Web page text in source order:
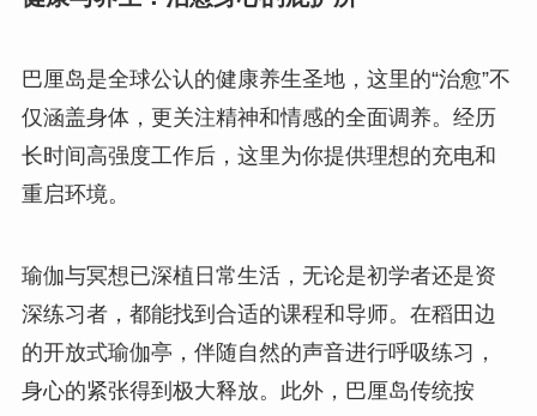
巴厘岛是全球公认的健康养生圣地，这里的“治愈”不
仅涵盖身体，更关注精神和情感的全面调养。经历
长时间高强度工作后，这里为你提供理想的充电和
重启环境。
瑜伽与冥想已深植日常生活，无论是初学者还是资
深练习者，都能找到合适的课程和导师。在稻田边
的开放式瑜伽亭，伴随自然的声音进行呼吸练习，
身心的紧张得到极大释放。此外，巴厘岛传统按